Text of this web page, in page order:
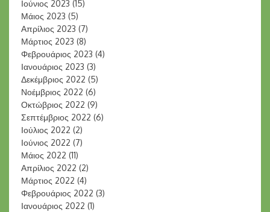
Ιούνιος 2023 (15)
Μάιος 2023 (5)
Απρίλιος 2023 (7)
Μάρτιος 2023 (8)
Φεβρουάριος 2023 (4)
Ιανουάριος 2023 (3)
Δεκέμβριος 2022 (5)
Νοέμβριος 2022 (6)
Οκτώβριος 2022 (9)
Σεπτέμβριος 2022 (6)
Ιούλιος 2022 (2)
Ιούνιος 2022 (7)
Μάιος 2022 (11)
Απρίλιος 2022 (2)
Μάρτιος 2022 (4)
Φεβρουάριος 2022 (3)
Ιανουάριος 2022 (1)